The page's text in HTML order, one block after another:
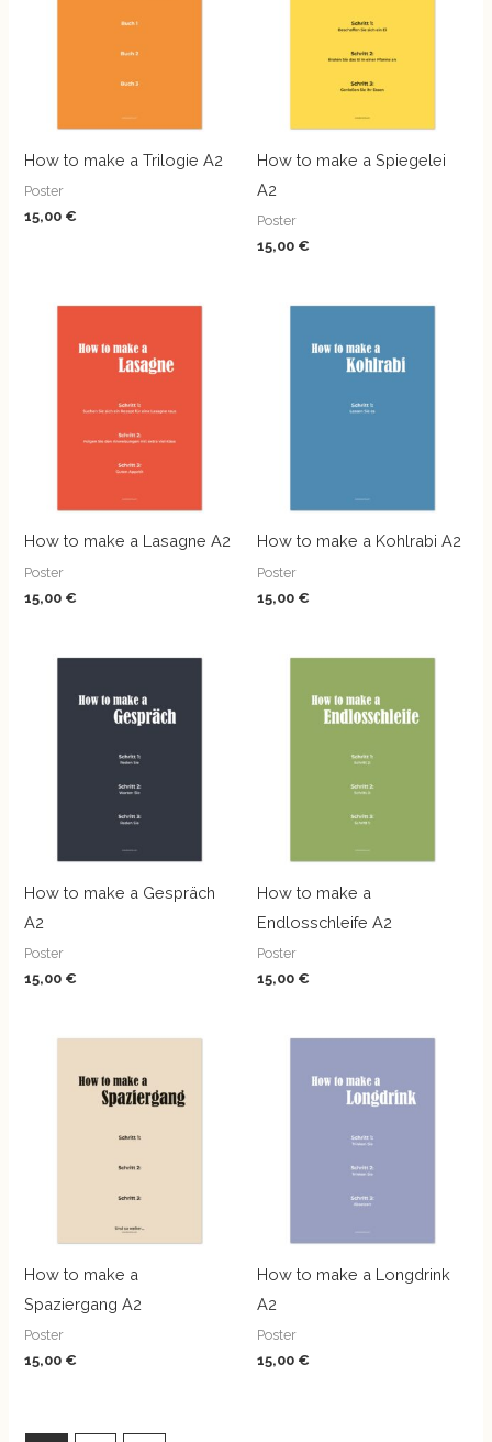
How to make a Trilogie A2
Poster
15,00 €
How to make a Spiegelei
A2
Poster
15,00 €
How to make a Lasagne A2
Poster
15,00 €
How to make a Kohlrabi A2
Poster
15,00 €
How to make a Gespräch
A2
Poster
15,00 €
How to make a
Endlosschleife A2
Poster
15,00 €
How to make a
Spaziergang A2
Poster
15,00 €
How to make a Longdrink
A2
Poster
15,00 €